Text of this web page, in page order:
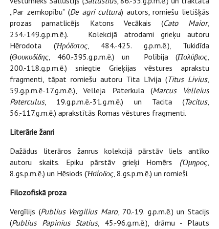
„Par zemkopību” (De agri cultura) autors, romiešu lietišķās
prozas pamatlicējs Katons Vecākais (Cato Maior,
234.-149.g.p.m.ē.). Kolekcijā atrodami grieķu autoru
Hērodota (Ἡρόδοτος, 484.-425. g.p.m.ē.), Tukidīda
(Θουκυδίδης, 460.-395.g.p.m.ē.) un Polībija (Πολύβιος,
200.-118.g.p.m.ē.) sniegtie Grieķijas vēstures aprakstu
fragmenti, tāpat romiešu autoru Tita Līvija (Titus Livius,
59.g.p.m.ē-17.g.m.ē.), Velleja Paterkula (Marcus Velleius
Paterculus, 19.g.p.m.ē.-31.g.m.ē.) un Tacita (Tacitus,
56.-117.g.m.ē.) aprakstītās Romas vēstures fragmenti.
Literārie žanri
Dažādus literāros žanrus kolekcijā pārstāv liels antīko
autoru skaits. Epiku pārstāv grieķi Homērs (Ὅμηρος,
8.gs.p.m.ē.) un Hēsiods (Ἡσίοδος, 8.gs.p.m.ē.) un romieši.
Filozofiskā proza
Vergīlijs (Publius Vergilius Maro, 70.-19. g.p.m.ē.) un Stacijs
(Publius Papinius Statius, 45.-96.g.m.ē.), drāmu - Plauts